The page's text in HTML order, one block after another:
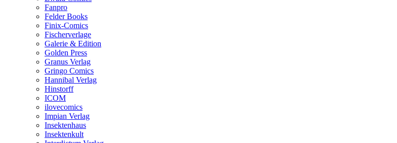
Fanpro
Felder Books
Finix-Comics
Fischerverlage
Galerie & Edition
Golden Press
Granus Verlag
Gringo Comics
Hannibal Verlag
Hinstorff
ICOM
ilovecomics
Impian Verlag
Insektenhaus
Insektenkult